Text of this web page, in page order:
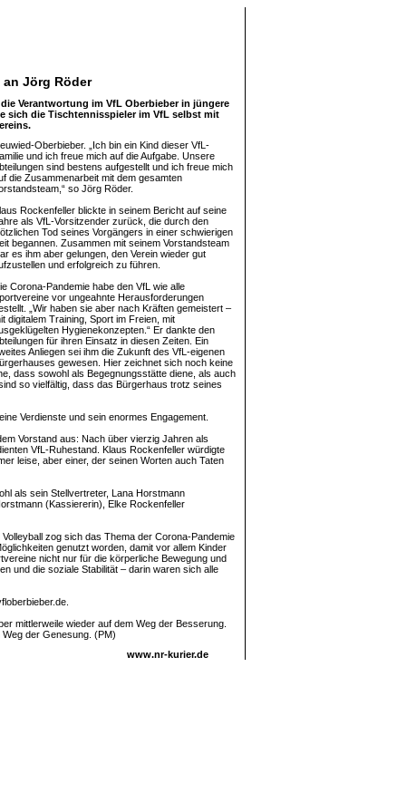
Jörg Röder
Verantwortung im VfL Oberbieber in jüngere
sich die Tischtennisspieler im VfL selbst mit
Oberbieber. „Ich bin ein Kind dieser VfL-
und ich freue mich auf die Aufgabe. Unsere
sind bestens aufgestellt und ich freue mich
die Zusammenarbeit mit dem gesamten
so Jörg Röder.
Rockenfeller blickte in seinem Bericht auf seine
als VfL-Vorsitzender zurück, die durch den
Tod seines Vorgängers in einer schwierigen
begannen. Zusammen mit seinem Vorstandsteam
es ihm aber gelungen, den Verein wieder gut
und erfolgreich zu führen.
Corona-Pandemie habe den VfL wie alle
vor ungeahnte Herausforderungen
„Wir haben sie aber nach Kräften gemeistert –
digitalem Training, Sport im Freien, mit
Hygienekonzepten.“ Er dankte den
für ihren Einsatz in diesen Zeiten. Ein
Anliegen sei ihm die Zukunft des VfL-eigenen
gewesen. Hier zeichnet sich noch keine
dass sowohl als Begegnungsstätte diene, als auch
so vielfältig, dass das Bürgerhaus trotz seines
Verdienste und sein enormes Engagement.
Vorstand aus: Nach über vierzig Jahren als
VfL-Ruhestand. Klaus Rockenfeller würdigte
leise, aber einer, der seinen Worten auch Taten
als sein Stellvertreter, Lana Horstmann
(Kassiererin), Elke Rockenfeller
zog sich das Thema der Corona-Pandemie
genutzt worden, damit vor allem Kinder
nicht nur für die körperliche Bewegung und
und die soziale Stabilität – darin waren sich alle
mittlerweile wieder auf dem Weg der Besserung.
der Genesung. (PM)
www.nr-kurier.de